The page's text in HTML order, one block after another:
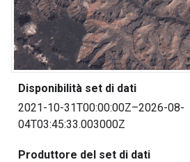
Disponibilità set di dati
2021-10-31T00:00:00Z–2026-08-
04T03:45:33.003000Z
Produttore del set di dati